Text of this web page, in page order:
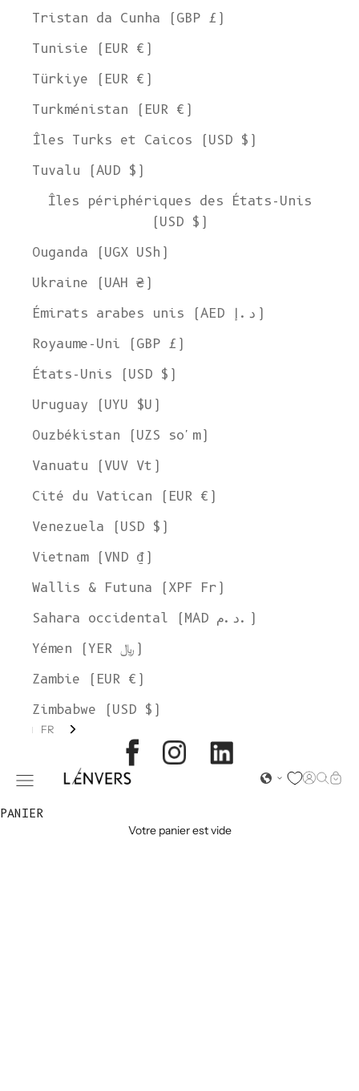
L'ENVERS
Ouvrir le menu de navigation Page
Tristan da Cunha (GBP £)
Tunisie (EUR €)
Türkiye (EUR €)
Turkménistan (EUR €)
Îles Turks et Caicos (USD $)
Tuvalu (AUD $)
Îles périphériques des États-Unis
(USD $)
Ouganda (UGX USh)
Ukraine (UAH ₴)
Émirats arabes unis (AED د.إ)
Royaume-Uni (GBP £)
États-Unis (USD $)
Uruguay (UYU $U)
Ouzbékistan (UZS so'm)
Vanuatu (VUV Vt)
Cité du Vatican (EUR €)
Venezuela (USD $)
Vietnam (VND ₫)
Wallis & Futuna (XPF Fr)
Sahara occidental (MAD د.م.)
Yémen (YER ﷼)
Zambie (EUR €)
Zimbabwe (USD $)
FR
PANIER
Votre panier est vide